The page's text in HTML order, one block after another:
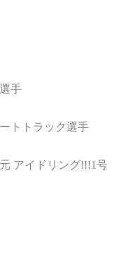
手
トトラック選手
アイドリング!!!1号